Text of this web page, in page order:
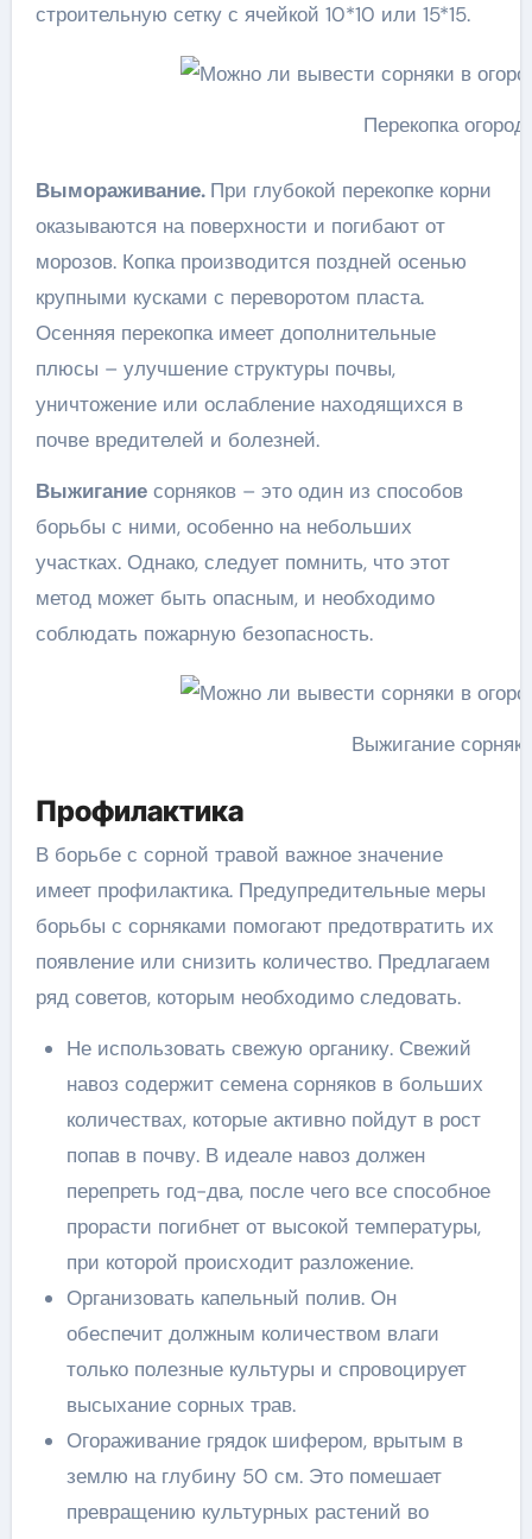
строительную сетку с ячейкой 10*10 или 15*15.
Перекопка
Вымораживание. При глубокой перекопке корни
оказываются на поверхности и погибают от
морозов. Копка производится поздней осенью
крупными кусками с переворотом пласта.
Осенняя перекопка имеет дополнительные
плюсы – улучшение структуры почвы,
уничтожение или ослабление находящихся в
почве вредителей и болезней.
Выжиганиесорняков – это один из способов
борьбы с ними, особенно на небольших
участках. Однако, следует помнить, что этот
метод может быть опасным, и необходимо
соблюдать пожарную безопасность.
Выжигание
Профилактика
В борьбе с сорной травой важное значение
имеет профилактика. Предупредительные меры
борьбы с сорняками помогают предотвратить их
появление или снизить количество. Предлагаем
ряд советов, которым необходимо следовать.
Не использовать свежую органику. Свежий
навоз содержит семена сорняков в больших
количествах, которые активно пойдут в рост
попав в почву. В идеале навоз должен
перепреть год-два, после чего все способное
прорасти погибнет от высокой температуры,
при которой происходит разложение.
Организовать капельный полив. Он
обеспечит должным количеством влаги
только полезные культуры и спровоцирует
высыхание сорных трав.
Огораживание грядок шифером, врытым в
землю на глубину 50 см. Это помешает
превращению культурных растений во